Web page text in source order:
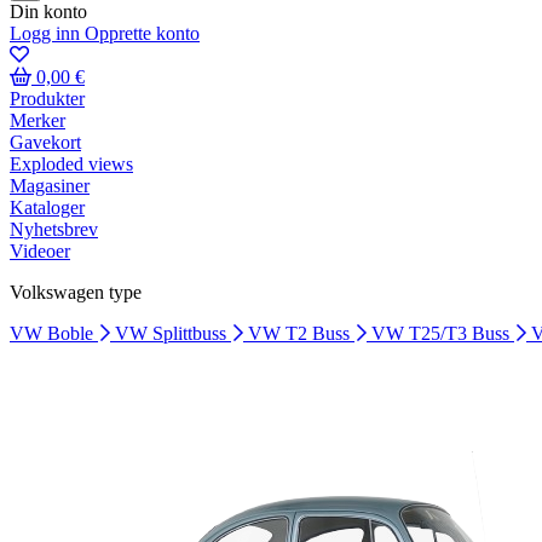
Din konto
Logg inn Opprette konto
0,00 €
Produkter
Merker
Gavekort
Exploded views
Magasiner
Kataloger
Nyhetsbrev
Videoer
Volkswagen type
VW Boble
VW Splittbuss VW T2 Buss VW T25/T3 Buss